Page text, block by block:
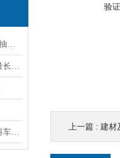
验
上一篇 : 建材